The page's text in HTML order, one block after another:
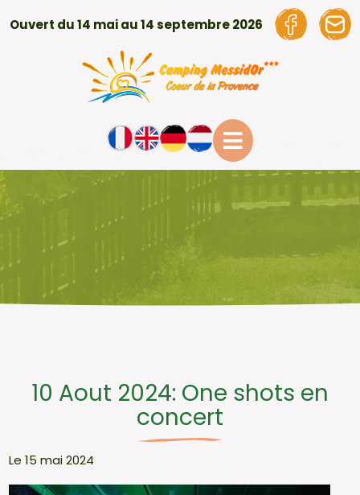
Ouvert du 14 mai au 14 septembre 2026
10 Aout 2024: One shots en
concert
Le 15 mai 2024